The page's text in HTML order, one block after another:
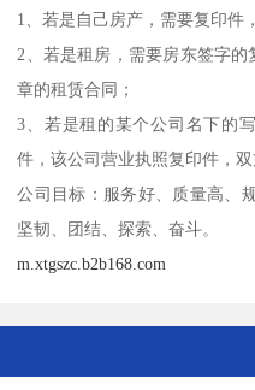
1、若是自己房产，需要复印件
2、若是租房，需要房东签字
章的租赁合同；
3、若是租的某个公司名下的
件，该公司营业执照复印件，双
公司目标：服务好、质量高、
坚韧、团结、探索、奋斗。
m.xtgszc.b2b168.com